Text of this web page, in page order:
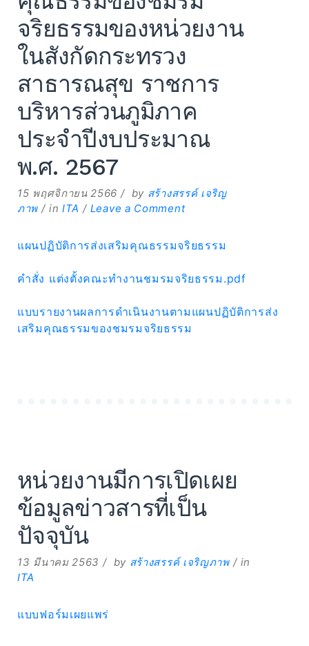
Search
for:
จริยธรรมของหน่วยงาน
ในสังกัดกระทรวง
สาธารณสุข ราชการ
บริหารส่วนภูมิภาค
ประจำปีงบประมาณ
พ.ศ. 2567
15 พฤศจิกายน 2566 by สร้างสรรค์ เจริญ
ภาพ
in ITA Leave a Commenton
ปฏิบัติ
การ
เสริม
ของ
ชมรม
บริหาร
ส่วน
ภูมิภาค
พ.ศ.
2567
แผนปฏิบัติการส่งเสริมคุณธรรมจริยธรรม
คำสั่ง แต่งตั้งคณะทำงานชมรมจริยธรรม.pdf
แบบรายงานผลการดำเนินงานตามแผนปฏิบัติการส่ง
เสริมคุณธรรมของชมรมจริยธรรม
หน่วยงานมีการเปิดเผย
ข้อมูลข่าวสารที่เป็น
ปัจจุบัน
13 มีนาคม 2563 by สร้างสรรค์ เจริญภาพ
in
ITA
แบบฟอร์มเผยแพร่